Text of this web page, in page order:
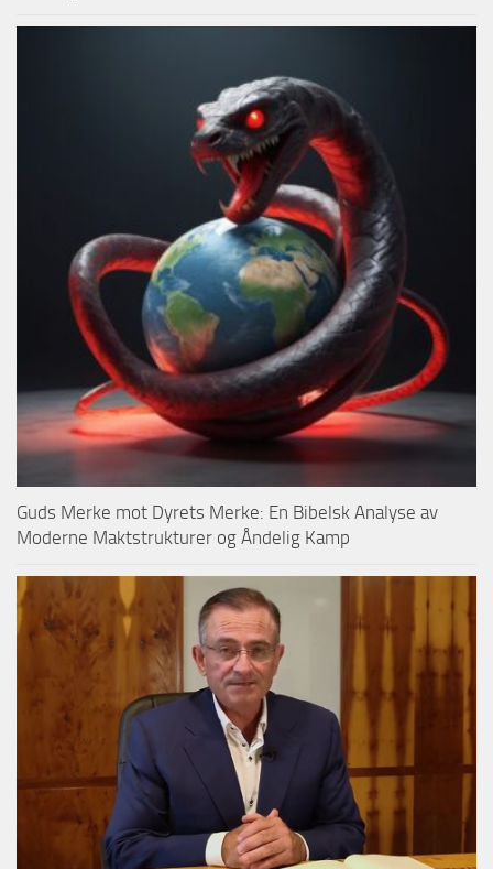
Guds Merke mot Dyrets Merke: En Bibelsk Analyse av
Moderne Maktstrukturer og Åndelig Kamp